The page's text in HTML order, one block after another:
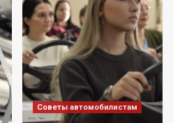
Советы автомобилистам